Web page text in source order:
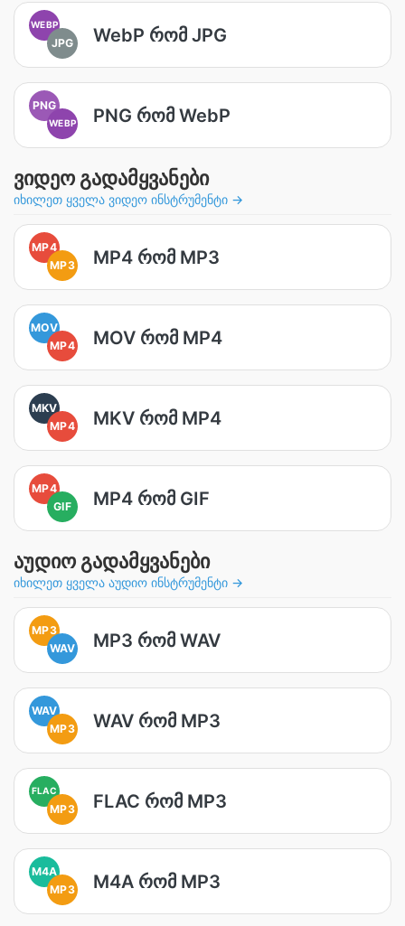
WEBP
JPG WebP რომ JPG
PNG
WEBP PNG რომ WebP
ვიდეო გადამყვანები
იხილეთ ყველა ვიდეო ინსტრუმენტი →
MP4
MP3
MP4 რომ MP3
MOV
MP4
MOV რომ MP4
MKV
MP4
MKV რომ MP4
MP4
GIF
MP4 რომ GIF
აუდიო გადამყვანები
იხილეთ ყველა აუდიო ინსტრუმენტი →
MP3
WAV
MP3 რომ WAV
WAV
MP3
WAV რომ MP3
FLAC
MP3 FLAC რომ MP3
M4A
MP3
M4A რომ MP3